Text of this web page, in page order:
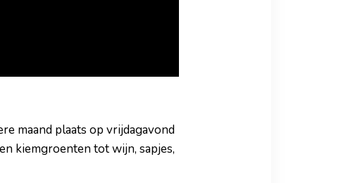
maand plaats op vrijdagavond
kiemgroenten tot wijn, sapjes,